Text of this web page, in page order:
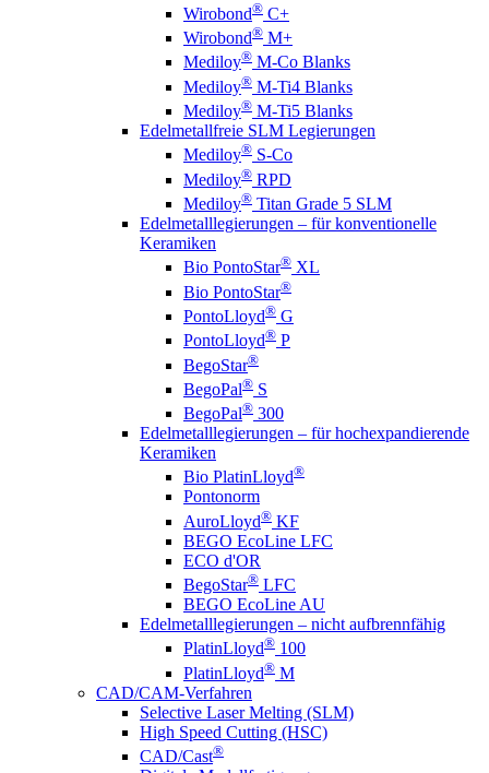
Wirobond® C+
Wirobond® M+
Mediloy® M-Co Blanks
Mediloy® M-Ti4 Blanks
Mediloy® M-Ti5 Blanks
Edelmetallfreie SLM Legierungen
Mediloy® S-Co
Mediloy® RPD
Mediloy® Titan Grade 5 SLM
Edelmetalllegierungen – für konventionelle
Keramiken
Bio PontoStar® XL
Bio PontoStar®
PontoLloyd® G
PontoLloyd® P
BegoStar®
BegoPal® S
BegoPal® 300
Edelmetalllegierungen – für hochexpandierende
Keramiken
Bio PlatinLloyd®
Pontonorm
AuroLloyd® KF
BEGO EcoLine LFC
ECO d'OR
BegoStar® LFC
BEGO EcoLine AU
Edelmetalllegierungen – nicht aufbrennfähig
PlatinLloyd® 100
PlatinLloyd® M
CAD/CAM-Verfahren
Selective Laser Melting (SLM)
High Speed Cutting (HSC)
CAD/Cast®